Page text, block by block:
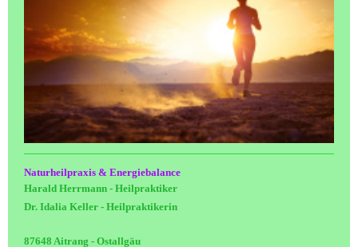
Naturheilpraxis & Energiebalance
Harald Herrmann - Heilpraktiker
Dr. Idalia Keller - Heilpraktikerin
87648 Aitrang - Ostallgäu